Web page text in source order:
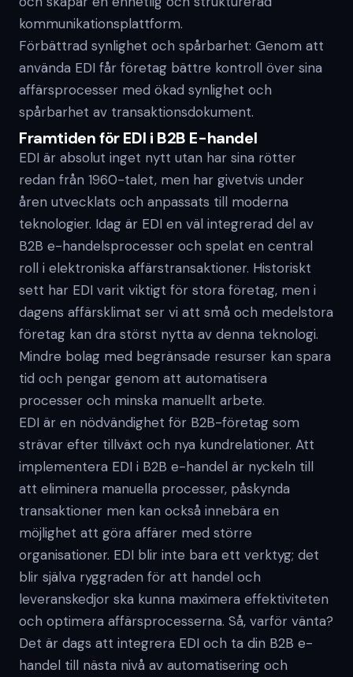
kommunikationsplattform.
Förbättrad synlighet och spårbarhet: Genom att
använda EDI får företag bättre kontroll över sina
affärsprocesser med ökad synlighet och
spårbarhet av transaktionsdokument.
Framtiden för EDI i B2B E-handel
EDI är absolut inget nytt utan har sina rötter
redan från 1960-talet, men har givetvis under
åren utvecklats och anpassats till moderna
teknologier. Idag är EDI en väl integrerad del av
B2B e-handelsprocesser och spelat en central
roll i elektroniska affärstransaktioner. Historiskt
sett har EDI varit viktigt för stora företag, men i
dagens affärsklimat ser vi att små och medelstora
företag kan dra störst nytta av denna teknologi.
Mindre bolag med begränsade resurser kan spara
tid och pengar genom att automatisera
processer och minska manuellt arbete.
EDI är en nödvändighet för B2B-företag som
strävar efter tillväxt och nya kundrelationer. Att
implementera EDI i B2B e-handel är nyckeln till
att eliminera manuella processer, påskynda
transaktioner men kan också innebära en
möjlighet att göra affärer med större
organisationer. EDI blir inte bara ett verktyg; det
blir själva ryggraden för att handel och
leveranskedjor ska kunna maximera effektiviteten
och optimera affärsprocesserna. Så, varför vänta?
Det är dags att integrera EDI och ta din B2B e-
handel till nästa nivå av automatisering och